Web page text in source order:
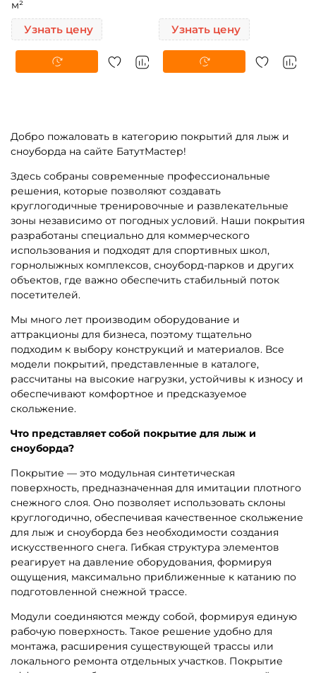
м²
Узнать цену Узнать цену
Добро пожаловать в категорию покрытий для лыж и
сноуборда на сайте БатутМастер!
Здесь собраны современные профессиональные
решения, которые позволяют создавать
круглогодичные тренировочные и развлекательные
зоны независимо от погодных условий. Наши покрытия
разработаны специально для коммерческого
использования и подходят для спортивных школ,
горнолыжных комплексов, сноуборд-парков и других
объектов, где важно обеспечить стабильный поток
посетителей.
Мы много лет производим оборудование и
аттракционы для бизнеса, поэтому тщательно
подходим к выбору конструкций и материалов. Все
модели покрытий, представленные в каталоге,
рассчитаны на высокие нагрузки, устойчивы к износу и
обеспечивают комфортное и предсказуемое
скольжение.
Что представляет собой покрытие для лыж и
сноуборда?
Покрытие — это модульная синтетическая
поверхность, предназначенная для имитации плотного
снежного слоя. Оно позволяет использовать склоны
круглогодично, обеспечивая качественное скольжение
для лыж и сноуборда без необходимости создания
искусственного снега. Гибкая структура элементов
реагирует на давление оборудования, формируя
ощущения, максимально приближенные к катанию по
подготовленной снежной трассе.
Модули соединяются между собой, формируя единую
рабочую поверхность. Такое решение удобно для
монтажа, расширения существующей трассы или
локального ремонта отдельных участков. Покрытие